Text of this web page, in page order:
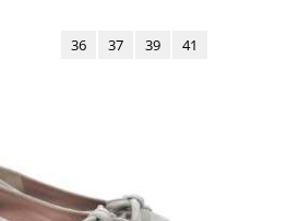
36 37 39 41